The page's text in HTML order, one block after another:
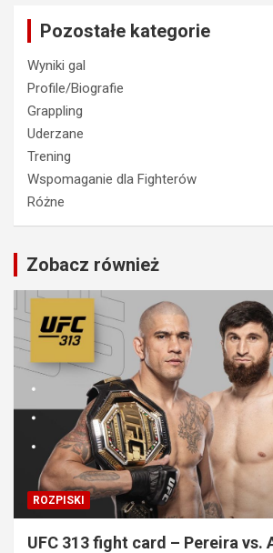
Pozostałe kategorie
Wyniki gal
Profile/Biografie
Grappling
Uderzane
Trening
Wspomaganie dla Fighterów
Różne
Zobacz również
ROZPISKI
UFC 313 fight card – Pereira vs.